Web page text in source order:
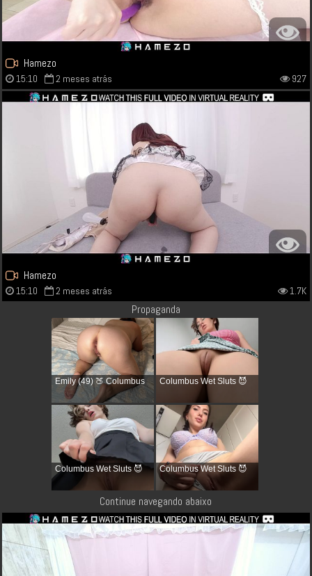
Hamezo
15:10 2 meses atrás 927
Hamezo
15:10 2 meses atrás 1.7K
Propaganda
Emily (49) 🍑 Columbus Columbus Wet Sluts 😈
Columbus Wet Sluts 😈 Columbus Wet Sluts 😈
Continue navegando abaixo